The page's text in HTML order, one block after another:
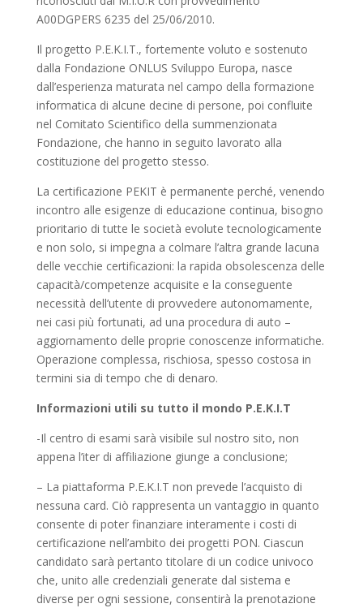
A00DGPERS 6235 del 25/06/2010.
Il progetto P.E.K.I.T., fortemente voluto e sostenuto
dalla Fondazione ONLUS Sviluppo Europa, nasce
dall’esperienza maturata nel campo della formazione
informatica di alcune decine di persone, poi confluite
nel Comitato Scientifico della summenzionata
Fondazione, che hanno in seguito lavorato alla
costituzione del progetto stesso.
La certificazione PEKIT è permanente perché, venendo
incontro alle esigenze di educazione continua, bisogno
prioritario di tutte le società evolute tecnologicamente
e non solo, si impegna a colmare l’altra grande lacuna
delle vecchie certificazioni: la rapida obsolescenza delle
capacità/competenze acquisite e la conseguente
necessità dell’utente di provvedere autonomamente,
nei casi più fortunati, ad una procedura di auto –
aggiornamento delle proprie conoscenze informatiche.
Operazione complessa, rischiosa, spesso costosa in
termini sia di tempo che di denaro.
Informazioni utili su tutto il mondo P.E.K.I.T
-Il centro di esami sarà visibile sul nostro sito, non
appena l’iter di affiliazione giunge a conclusione;
– La piattaforma P.E.K.I.T non prevede l’acquisto di
nessuna card. Ciò rappresenta un vantaggio in quanto
consente di poter finanziare interamente i costi di
certificazione nell’ambito dei progetti PON. Ciascun
candidato sarà pertanto titolare di un codice univoco
che, unito alle credenziali generate dal sistema e
diverse per ogni sessione, consentirà la prenotazione